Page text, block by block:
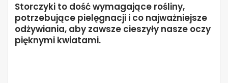
Storczyki to dość wymagające rośliny,
potrzebujące pielęgnacji i co najważniejsze
odżywiania, aby zawsze cieszyły nasze oczy
pięknymi kwiatami.